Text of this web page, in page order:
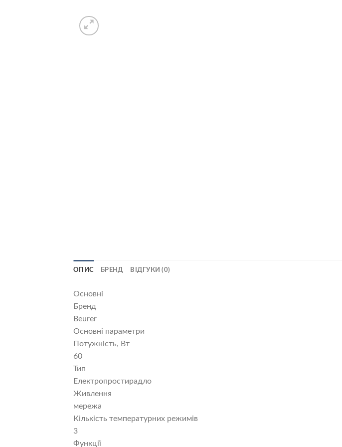
ОПИС БРЕНД ВІДГУКИ (0)
Основні
Бренд
Beurer
Основні параметри
Потужність, Вт
60
Тип
Електропростирадло
Живлення
мережа
Кількість температурних режимів
3
Функції